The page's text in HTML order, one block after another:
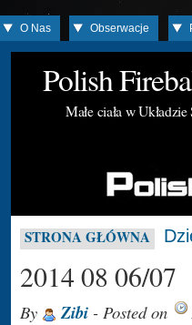
O Nas Obserwacje
Polish
Małe ciała w
STRONA GŁÓWNA
2014 08 06/07
By Zibi - Posted on